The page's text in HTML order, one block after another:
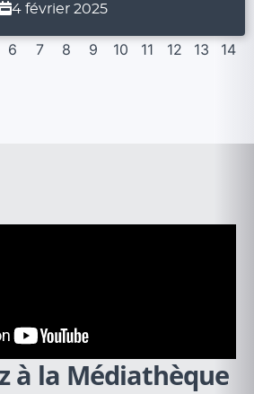
4 février 2025
6 7 8 9 10 11 12 13 14
à la Médiathèque